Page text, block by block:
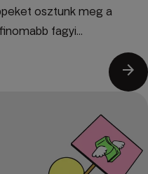
osztunk meg a
fagyi...
arrow_forward